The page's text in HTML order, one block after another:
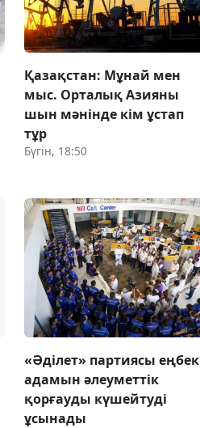
Қазақстан: Мұнай мен
мыс. Орталық Азияны
шын мәнінде кім ұстап
тұр
Бүгін, 18:50
«Әділет» партиясы еңбек
адамын әлеуметтік
қорғауды күшейтуді
ұсынады